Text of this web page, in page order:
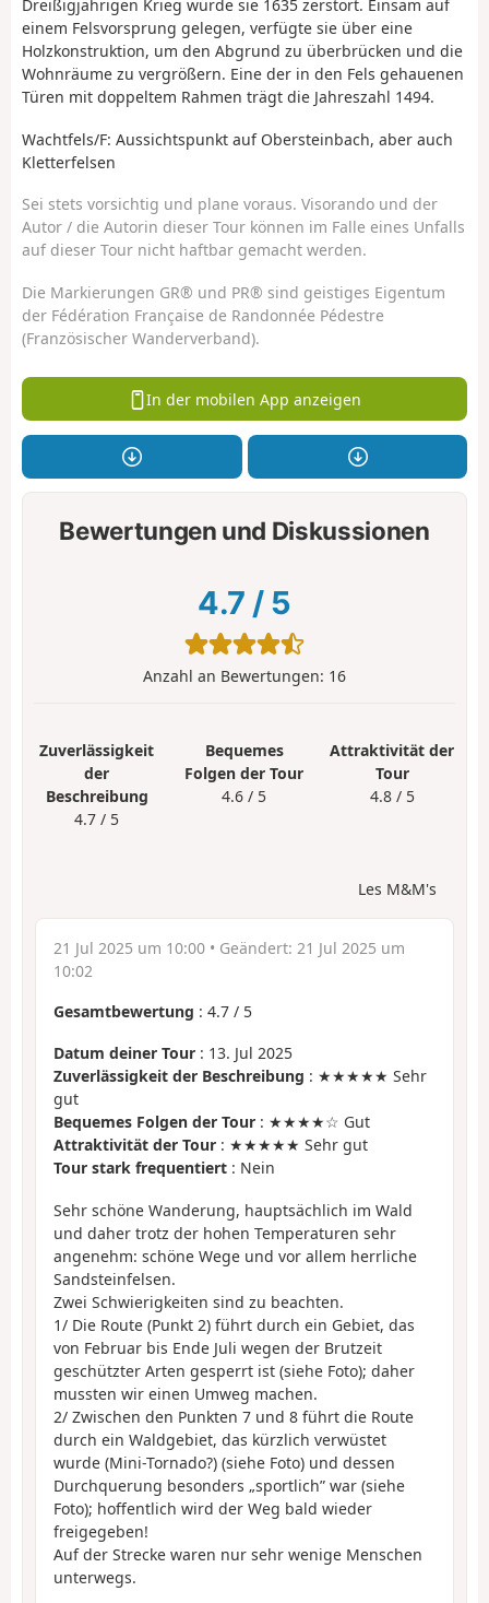
Dreißigjährigen Krieg wurde sie 1635 zerstört. Einsam auf
einem Felsvorsprung gelegen, verfügte sie über eine
Holzkonstruktion, um den Abgrund zu überbrücken und die
Wohnräume zu vergrößern. Eine der in den Fels gehauenen
Türen mit doppeltem Rahmen trägt die Jahreszahl 1494.
Wachtfels/F: Aussichtspunkt auf Obersteinbach, aber auch
Kletterfelsen
Sei stets vorsichtig und plane voraus. Visorando und der
Autor / die Autorin dieser Tour können im Falle eines Unfalls
auf dieser Tour nicht haftbar gemacht werden.
Die Markierungen GR® und PR® sind geistiges Eigentum
der Fédération Française de Randonnée Pédestre
(Französischer Wanderverband).
In der mobilen App anzeigen
Bewertungen und Diskussionen
4.7 / 5
Anzahl an Bewertungen: 16
Zuverlässigkeit
der
Beschreibung
4.7 / 5
Bequemes
Folgen der Tour
4.6 / 5
Attraktivität der
Tour
4.8 / 5
Les M&M's
21 Jul 2025 um 10:00 • Geändert: 21 Jul 2025 um
10:02
Gesamtbewertung : 4.7 / 5
Datum deiner Tour : 13. Jul 2025
Zuverlässigkeit der Beschreibung : ★★★★★ Sehr
gut
Bequemes Folgen der Tour : ★★★★☆ Gut
Attraktivität der Tour : ★★★★★ Sehr gut
Tour stark frequentiert : Nein
Sehr schöne Wanderung, hauptsächlich im Wald
und daher trotz der hohen Temperaturen sehr
angenehm: schöne Wege und vor allem herrliche
Sandsteinfelsen.
Zwei Schwierigkeiten sind zu beachten.
1/ Die Route (Punkt 2) führt durch ein Gebiet, das
von Februar bis Ende Juli wegen der Brutzeit
geschützter Arten gesperrt ist (siehe Foto); daher
mussten wir einen Umweg machen.
2/ Zwischen den Punkten 7 und 8 führt die Route
durch ein Waldgebiet, das kürzlich verwüstet
wurde (Mini-Tornado?) (siehe Foto) und dessen
Durchquerung besonders „sportlich” war (siehe
Foto); hoffentlich wird der Weg bald wieder
freigegeben!
Auf der Strecke waren nur sehr wenige Menschen
unterwegs.